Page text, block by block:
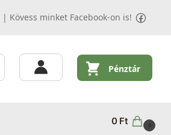
| Kövess minket Facebook-on is!
Pénztár
0 Ft 0